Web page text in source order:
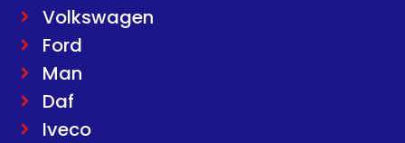
Volkswagen
Ford
Man
Daf
Iveco